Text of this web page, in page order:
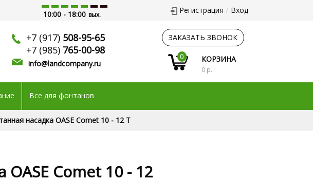
10:00 - 18:00 вых. Регистрация Вход
+7 (917) 508-95-65
+7 (985) 765-00-98
info@landcompany.ru
ЗАКАЗАТЬ ЗВОНОК
0
КОРЗИНА
0 р.
Все для фонтанов
насадка OASE Comet 10 - 12 T
Comet 10 - 12